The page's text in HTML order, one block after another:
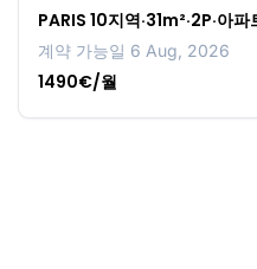
PARIS 10지역·31m²·2P·아파
계약 가능일 6 Aug, 2026
1490€/월